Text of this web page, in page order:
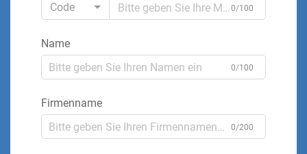
Code
0/100
Name
0/100
Firmenname
0/200